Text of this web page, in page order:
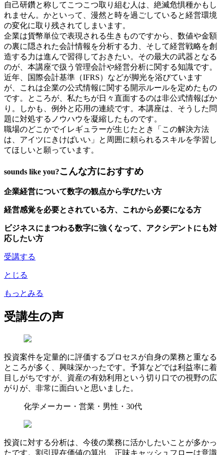
自己研鑽と称してこつこつ取り組む人は、絶滅危惧種かもし
れません。かといって、漫然と時を過ごしていると経営環境
の変化に取り残されてしまいます。
企業は貨幣単位で表現される生きものですから、数値や金額
の裏に隠された会計情報を分析する力、そして経営戦略を創
造する力は進んで習得しておきたい。その最大の武器となる
のが、本講座で扱う管理会計や経営分析に関する知識です。
近年、国際会計基準（IFRS）などが脚光を浴びています
が、これは企業の公式情報に関する開示ルールを定めたもの
です。ところが、私たちが日々直面するのは非公式情報ばか
り。しかも、例外と応用の連続です。本講座は、そうした問
題に対処するノウハウを凝縮したものです。
職場のどこかでイレギュラーが生じたとき「この解決方法
は、アイツにきけばいい」と周囲に頼られるスキルを学習し
てほしいと願っています。
sounds like you?こんな方におすすめ
企業経営について数字の観点から学びたい方
経営感覚を必要とされている方、これから必要になる方
ビジネスにまつわる数字に強くなって、アクシデントにも対
応したい方
受講する
とじる
もっとみる
受講生の声
投資案件を定量的に評価するプロセスが自身の業務と重なる
ところが多く、興味深かったです。予算などでは利益率に着
目しがちですが、資産の有効利用という切り口での視野の広
がりが、非常に面白いと思いました。
化学メーカー・営業・男性・30代
投資に対する分析は、今後の業務に活かしたいことが多かっ
たです。割引現在価値の算出、正味キャッシュフローは意識